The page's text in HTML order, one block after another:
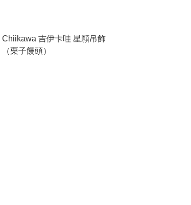
Chiikawa 吉伊卡哇 星願吊飾
（栗子饅頭）